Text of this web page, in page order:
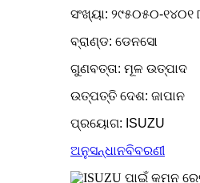
ସଂଖ୍ୟା: ୨୯୫୦୫୦-୧୪୦୧
ବ୍ରାଣ୍ଡ: ଡେନସୋ
ଗୁଣବତ୍ତା: ମୂଳ ଉତ୍ପାଦ
ଉତ୍ପତ୍ତି ଦେଶ: ଜାପାନ
ପ୍ରୟୋଗ: ISUZU
ଅନୁସନ୍ଧାନବିବରଣୀ